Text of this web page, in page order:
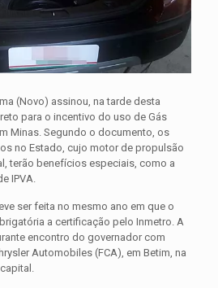
(Novo) assinou, na tarde desta
para o incentivo do uso de Gás
Minas. Segundo o documento, os
no Estado, cujo motor de propulsão
terão benefícios especiais, como a
IPVA.
ser feita no mesmo ano em que o
a certificação pelo Inmetro. A
encontro do governador com
Automobiles (FCA), em Betim, na